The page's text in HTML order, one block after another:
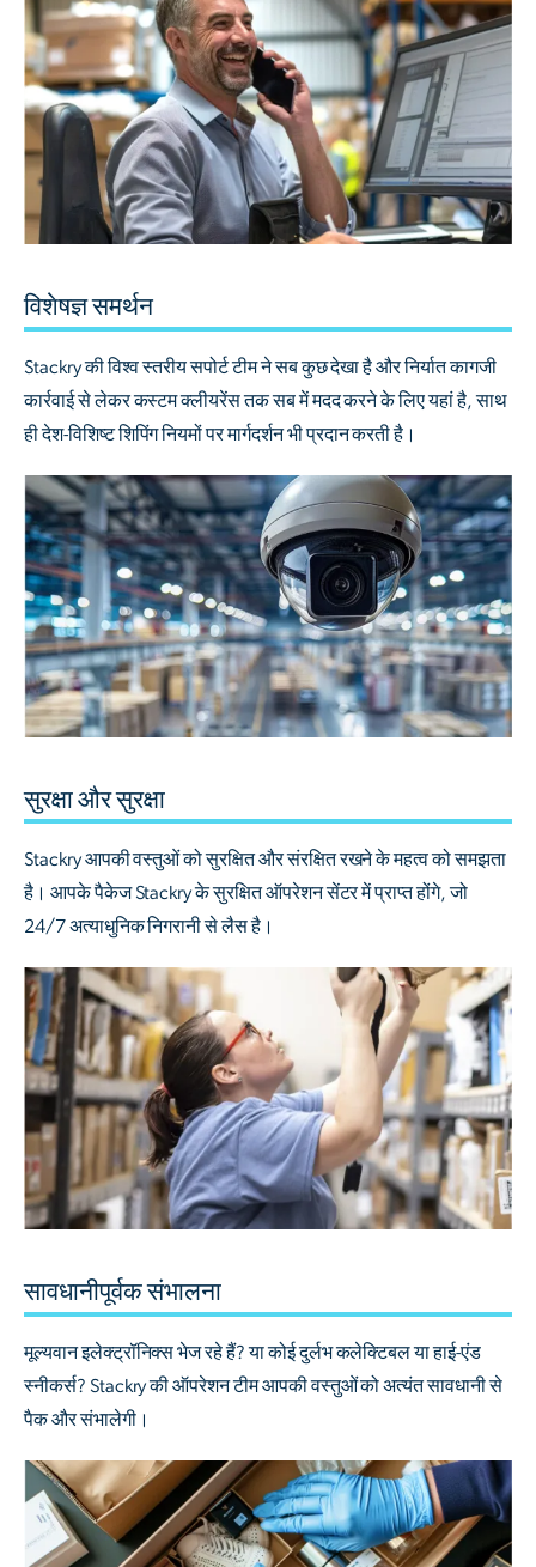
विशेषज्ञ समर्थन
Stackry की विश्व स्तरीय सपोर्ट टीम ने सब कुछ देखा है और निर्यात कागजी
कार्रवाई से लेकर कस्टम क्लीयरेंस तक सब में मदद करने के लिए यहां है, साथ
ही देश-विशिष्ट शिपिंग नियमों पर मार्गदर्शन भी प्रदान करती है।
सुरक्षा और सुरक्षा
Stackry आपकी वस्तुओं को सुरक्षित और संरक्षित रखने के महत्व को समझता
है। आपके पैकेज Stackry के सुरक्षित ऑपरेशन सेंटर में प्राप्त होंगे, जो
24/7 अत्याधुनिक निगरानी से लैस है।
सावधानीपूर्वक संभालना
मूल्यवान इलेक्ट्रॉनिक्स भेज रहे हैं? या कोई दुर्लभ कलेक्टिबल या हाई-एंड
स्नीकर्स? Stackry की ऑपरेशन टीम आपकी वस्तुओं को अत्यंत सावधानी से
पैक और संभालेगी।